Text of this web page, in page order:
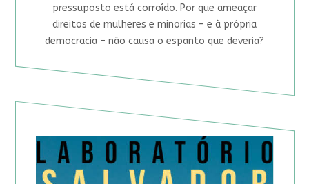
pressuposto está corroído. Por que ameaçar
direitos de mulheres e minorias – e à própria
democracia – não causa o espanto que deveria?